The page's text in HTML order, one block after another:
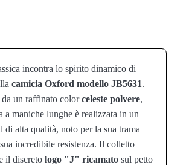
incontra lo spirito dinamico di
camicia Oxford modello JB5631.
da un raffinato colorceleste polvere,
a maniche lunghe è realizzata in un
di alta qualità, noto per la sua trama
incredibile resistenza. Il colletto
il discreto logo "J" ricamato sul petto